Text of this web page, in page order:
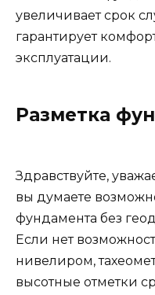
увеличивает срок
гарантирует
эксплуатации.
Разметка
Здравствуйте,
вы думаете
фундамента без
Если нет
нивелиром,
высотные отметки